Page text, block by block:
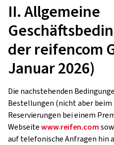
II. Allgemeine
der reifencom
Januar 2026)
Die nachstehenden
Bestellungen (nicht aber
Reservierungen bei einem
Webseitewww.reifen.com
auf telefonische Anfragen hin